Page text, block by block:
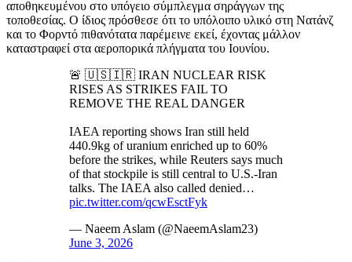
αποθηκευμένου στο υπόγειο σύμπλεγμα σηράγγων της
τοποθεσίας. Ο ίδιος πρόσθεσε ότι το υπόλοιπο υλικό στη Νατάνζ
και το Φορντό πιθανότατα παρέμεινε εκεί, έχοντας μάλλον
καταστραφεί στα αεροπορικά πλήγματα του Ιουνίου.
🚨 🇺🇸🇮🇷 IRAN NUCLEAR RISK
RISES AS STRIKES FAIL TO
REMOVE THE REAL DANGER
IAEA reporting shows Iran still held
440.9kg of uranium enriched up to 60%
before the strikes, while Reuters says much
of that stockpile is still central to U.S.-Iran
talks. The IAEA also called denied…
pic.twitter.com/qcwEsctFyk
— Naeem Aslam (@NaeemAslam23)
June 3, 2026